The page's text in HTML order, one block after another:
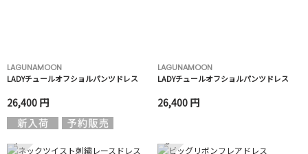
LAGUNAMOON
LADYチュールオフショルパンツドレス
26,400 円
LAGUNAMOON
LADYチュールオフショルパンツドレス
26,400 円
7 8